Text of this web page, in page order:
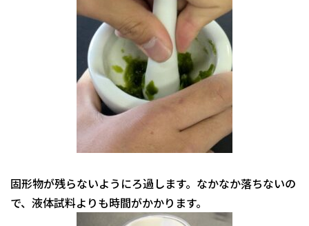
固形物が残らないようにろ過します。なかなか落ちないの
で、液体試料よりも時間がかかります。